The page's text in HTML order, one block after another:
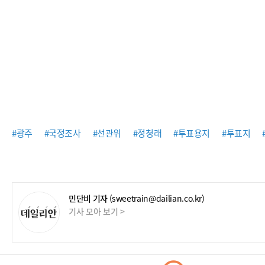
#광주 #국정조사 #선관위 #정청래 #투표용지 #투표지
민단비 기자 (sweetrain@dailian.co.kr)
기사 모아 보기 >